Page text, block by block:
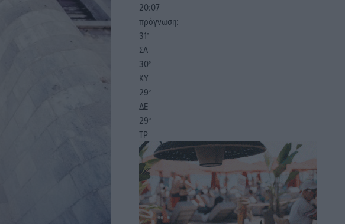
20:07
πρόγνωση:
31°
ΣΑ
30°
ΚΥ
29°
ΔΕ
29°
ΤΡ